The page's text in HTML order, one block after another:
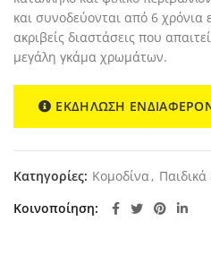
και συνοδεύονται από 6 χρόνια
ακριβείς διαστάσεις που
μεγάλη γκάμα χρωμάτων.
ΕΚΔΗΛΩΣΗ
Κατηγορίες: Κομοδίνα ,
Κοινοποίηση